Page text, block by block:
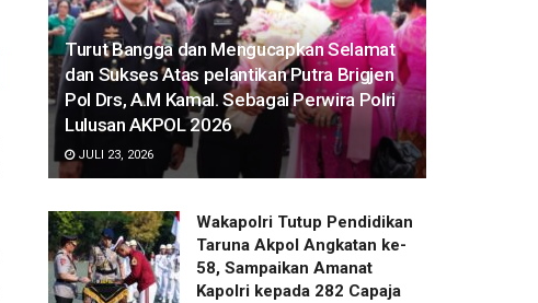
Turut Bangga dan Mengucapkan Selamat
dan Sukses Atas pelantikan Putra Brigjen
Pol Drs, A.M Kamal. Sebagai Perwira Polri
Lulusan AKPOL 2026
JULI 23, 2026
Wakapolri Tutup Pendidikan
Taruna Akpol Angkatan ke-
58, Sampaikan Amanat
Kapolri kepada 282 Capaja